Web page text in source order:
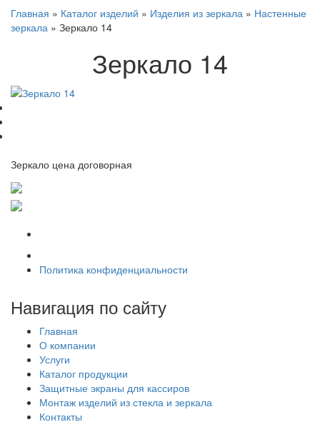
Главная » Каталог изделий » Изделия из зеркала » Настенные
зеркала » Зеркало 14
Зеркало 14
Зеркало цена договорная
Политика конфиденциальности
Навигация по сайту
Главная
О компании
Услуги
Каталог продукции
Защитные экраны для кассиров
Монтаж изделий из стекла и зеркала
Контакты